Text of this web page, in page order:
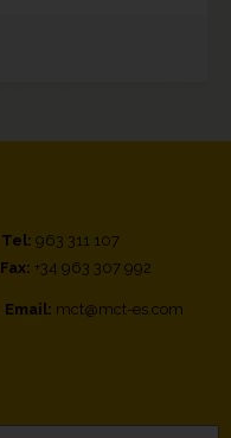
Tel: 963 311 107
Fax: +34 963 307 992
Email: mct@mct-es.com